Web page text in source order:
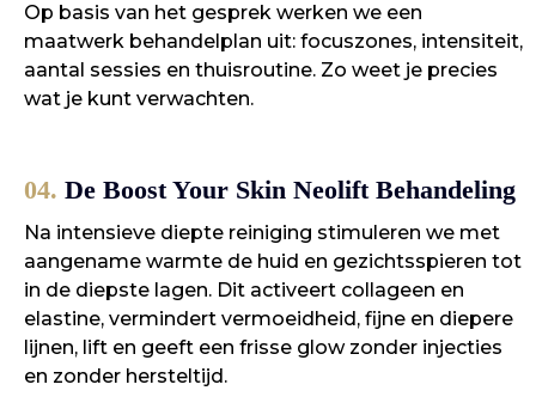
Op basis van het gesprek werken we een
maatwerk behandelplan uit: focuszones, intensiteit,
aantal sessies en thuisroutine. Zo weet je precies
wat je kunt verwachten.
04. De Boost Your Skin Neolift Behandeling
Na intensieve diepte reiniging stimuleren we met
aangename warmte de huid en gezichtsspieren tot
in de diepste lagen. Dit activeert collageen en
elastine, vermindert vermoeidheid, fijne en diepere
lijnen, lift en geeft een frisse glow zonder injecties
en zonder hersteltijd.